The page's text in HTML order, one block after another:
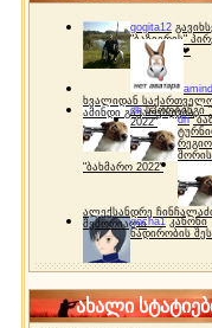
gogita12
"ბაზიერის"
ტურნირი ❤
ხვალიდან
ამინდი გაუარესდება
dh სპორტინგი
2022"
dh
შორის
"ბახმარო 2022"
ალექსანდრე
მემორიალიgocha1 კანონი
ნადირობის
ახალი